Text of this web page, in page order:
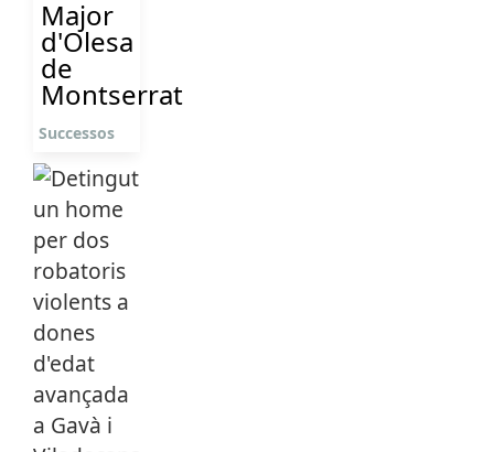
Major
d'Olesa
de
Montserrat
Successos